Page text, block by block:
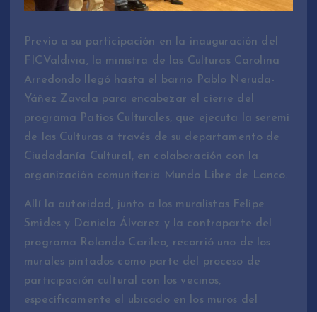
Previo a su participación en la inauguración del
FICValdivia, la ministra de las Culturas Carolina
Arredondo llegó hasta el barrio Pablo Neruda-
Yáñez Zavala para encabezar el cierre del
programa Patios Culturales, que ejecuta la seremi
de las Culturas a través de su departamento de
Ciudadanía Cultural, en colaboración con la
organización comunitaria Mundo Libre de Lanco.
Allí la autoridad, junto a los muralistas Felipe
Smides y Daniela Álvarez y la contraparte del
programa Rolando Carileo, recorrió uno de los
murales pintados como parte del proceso de
participación cultural con los vecinos,
específicamente el ubicado en los muros del